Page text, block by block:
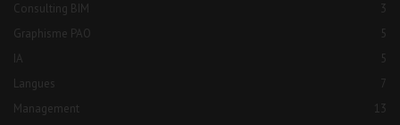
Consulting BIM
3
Graphisme PAO
5
IA
5
Langues
7
Management
13